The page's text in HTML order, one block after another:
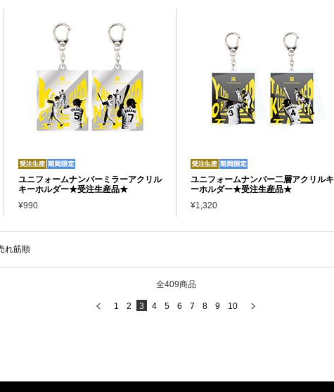
ユニフォームナンバーミラーアクリル
キーホルダー★受注生産品★
¥990
ユニフォームナンバー二層アクリルキ
ーホルダー★受注生産品★
¥1,320
れ筋順
全409商品
1 2 3 4 5 6 7 8 9 10